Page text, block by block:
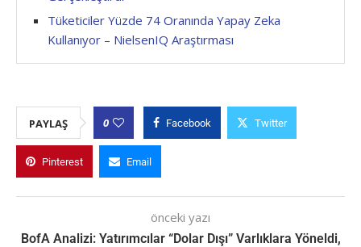
Tüketiciler Yüzde 74 Oranında Yapay Zeka
Kullanıyor – NielsenIQ Araştırması
PAYLAŞ 0 Facebook Twitter
Pinterest Email
önceki yazı
BofA Analizi: Yatırımcılar “Dolar Dışı” Varlıklara Yöneldi,